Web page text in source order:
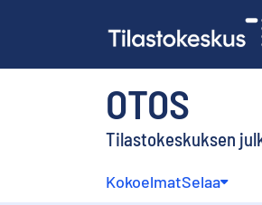
OTOS
Tilastokeskuksen
KokoelmatSelaa